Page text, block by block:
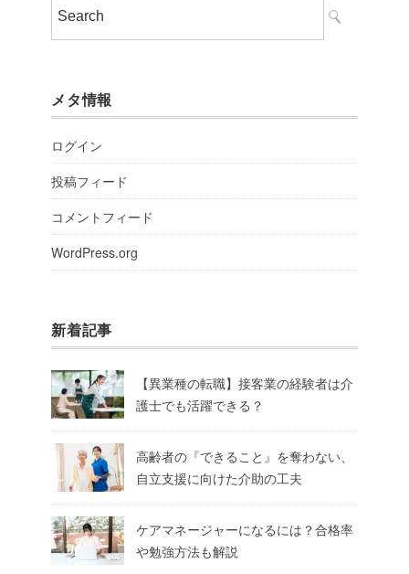
メタ情報
ログイン
投稿フィード
コメントフィード
WordPress.org
新着記事
【異業種の転職】接客業の経験者は介
護士でも活躍できる？
高齢者の『できること』を奪わない、
自立支援に向けた介助の工夫
ケアマネージャーになるには？合格率
や勉強方法も解説